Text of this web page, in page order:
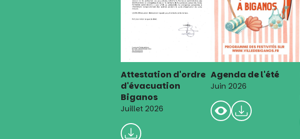
Attestation d'ordre
d'évacuation
Biganos
Juillet 2026
Agenda de l'été
Juin 2026